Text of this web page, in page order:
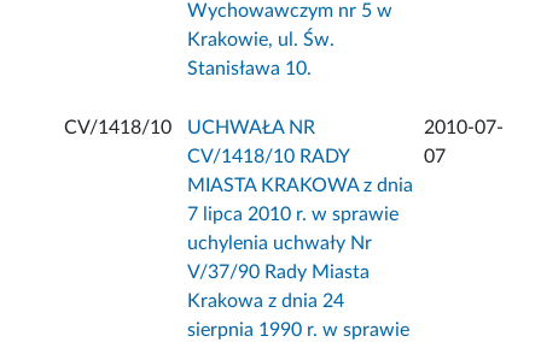
Wychowawczym nr 5 w
Krakowie, ul. Św.
Stanisława 10.
CV/1418/10
UCHWAŁA NR
CV/1418/10 RADY
MIASTA KRAKOWA z dnia
7 lipca 2010 r. w sprawie
uchylenia uchwały Nr
V/37/90 Rady Miasta
Krakowa z dnia 24
sierpnia 1990 r. w sprawie
2010-07-
07